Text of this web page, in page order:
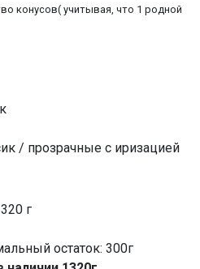
конусов( учитывая, что 1 родной
/ прозрачные с иризацией
г
остаток: 300г